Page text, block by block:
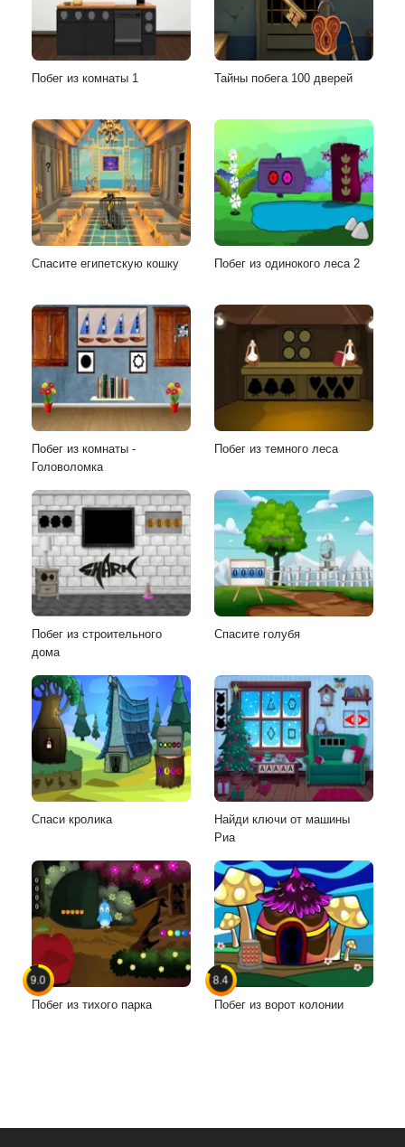
Побег из комнаты 1 Тайны побега 100 дверей
Спасите египетскую кошку Побег из одинокого леса 2
Побег из комнаты -
Головоломка
Побег из темного леса
Побег из строительного
дома
Спасите голубя
Спаси кролика
Найди ключи от машины
Риа
9.0
Побег из тихого парка
8.4
Побег из ворот колонии